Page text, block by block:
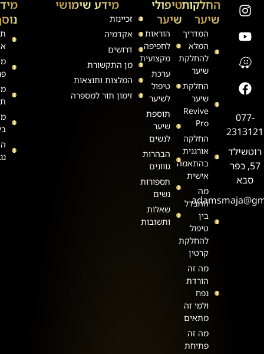
077-
2313121
רוטשילד
57, כפר
סבא
החלקות
שיער
המדריך
המלא
להחלקת
שיער
החלקת
שיער
Revive
Pro
החלקה
אורגנית
בהתאמה
אישית
מה
ההבדל
בין
טיפול
להחלקת
קרטין
מה זה
הורדת
נפח
ולמי זה
מתאים
מה זה
פתיחת
טיפולי
שיער
הוראות
לחפיפה
מקצועית
ערכת
טיפול
לשיער
תוספת
שיער
לנשים
הבהרות
גווונים
תספורות
נשים
שאלות
ותשובות
מידע שימושי
זכיינות
אקדמיה
דרושים
מן התקשורת
המלצות ותוצאות
זימון תור למספרה